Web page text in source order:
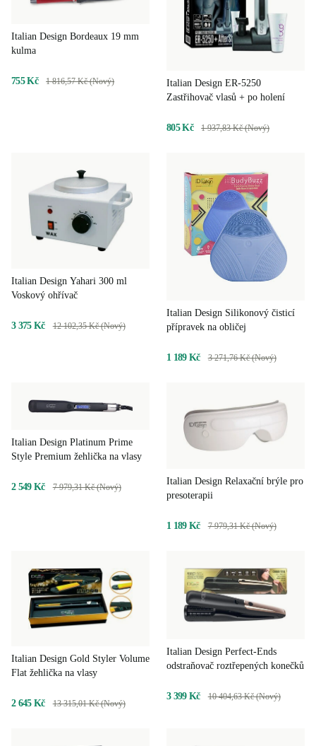
Italian Design Bordeaux 19 mm
kulma
755 Kč 1 816,57 Kč (Nový)
Italian Design ER-5250
Zastřihovač vlasů + po holení
805 Kč 1 937,83 Kč (Nový)
Italian Design Yahari 300 ml
Voskový ohřívač
3 375 Kč 12 102,35 Kč (Nový)
Italian Design Silikonový čisticí
přípravek na obličej
1 189 Kč 3 271,76 Kč (Nový)
Italian Design Platinum Prime
Style Premium žehlička na vlasy
2 549 Kč 7 979,31 Kč (Nový)
Italian Design Relaxační brýle pro
presoterapii
1 189 Kč 7 979,31 Kč (Nový)
Italian Design Gold Styler Volume
Flat žehlička na vlasy
2 645 Kč 13 315,01 Kč (Nový)
Italian Design Perfect-Ends
odstraňovač roztřepených konečků
3 399 Kč 10 404,63 Kč (Nový)